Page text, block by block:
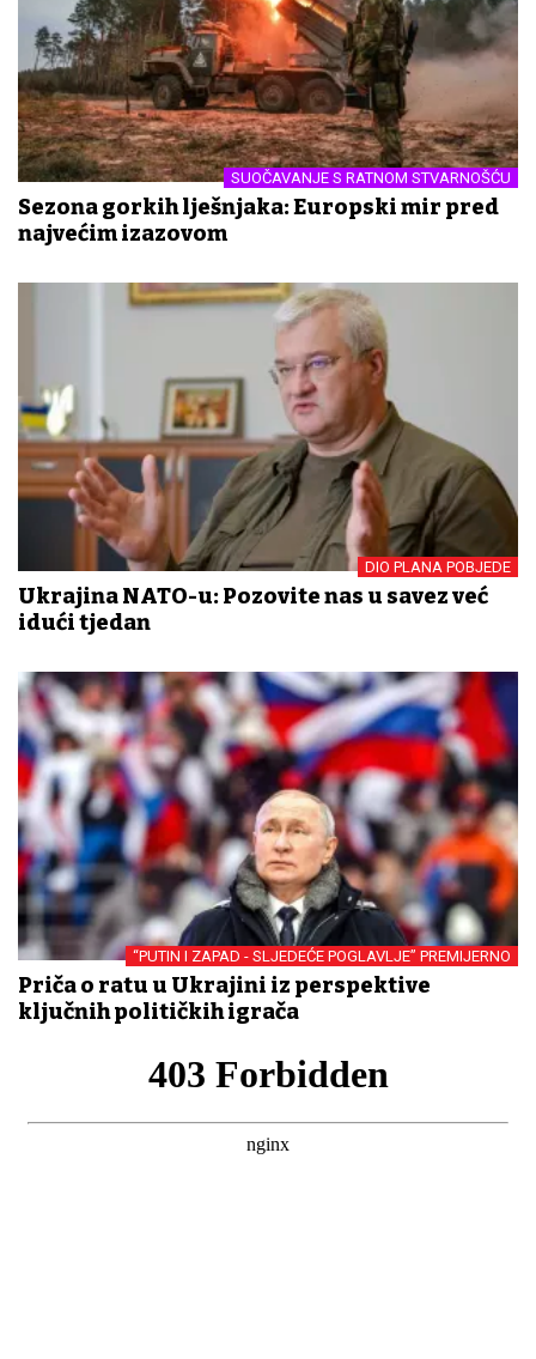
SUOČAVANJE S RATNOM STVARNOŠĆU
Sezona gorkih lješnjaka: Europski mir pred
najvećim izazovom
DIO PLANA POBJEDE
Ukrajina NATO-u: Pozovite nas u savez već
idući tjedan
“PUTIN I ZAPAD - SLJEDEĆE POGLAVLJE” PREMIJERNO
Priča o ratu u Ukrajini iz perspektive
ključnih političkih igrača